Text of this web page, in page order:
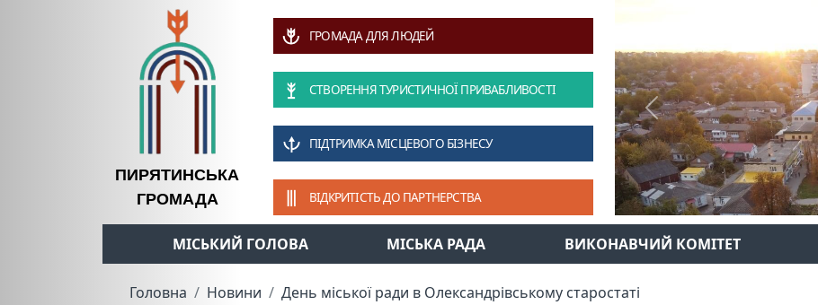
ПИРЯТИНСЬКА
ГРОМАДА
ГРОМАДА ДЛЯ ЛЮДЕЙ
СТВОРЕННЯ ТУРИСТИЧНОЇ ПРИВАБЛИВОСТІ
ПІДТРИМКА МІСЦЕВОГО БІЗНЕСУ
ВІДКРИТІСТЬ ДО ПАРТНЕРСТВА
Previous
МІСЬКИЙ ГОЛОВА МІСЬКА РАДА ВИКОНАВЧИЙ КОМІТЕТ
Головна Новини День міської ради в Олександрівському старостаті